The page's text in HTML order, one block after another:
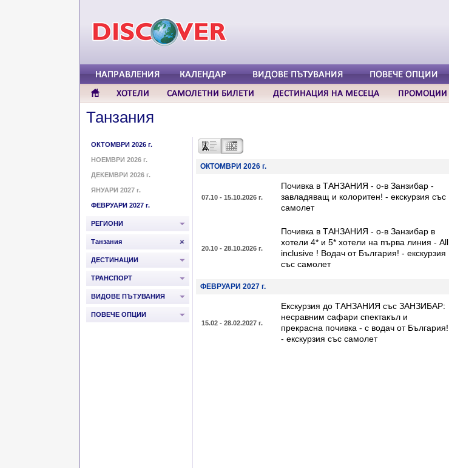
Танзания
ОКТОМВРИ 2026 г.
НОЕМВРИ 2026 г.
ДЕКЕМВРИ 2026 г.
ЯНУАРИ 2027 г.
ФЕВРУАРИ 2027 г.
РЕГИОНИ
Танзания
ДЕСТИНАЦИИ
ТРАНСПОРТ
ВИДОВЕ ПЪТУВАНИЯ
ПОВЕЧЕ ОПЦИИ
ОКТОМВРИ 2026 г.
07.10 - 15.10.2026 г.
Почивка в ТАНЗАНИЯ - о-в Занзибар -
завладяващ и колоритен! - екскурзия със
самолет
20.10 - 28.10.2026 г.
Почивка в ТАНЗАНИЯ - о-в Занзибар в
хотели 4* и 5* хотели на първа линия - All
inclusive ! Водач от България! - екскурзия
със самолет
ФЕВРУАРИ 2027 г.
15.02 - 28.02.2027 г.
Екскурзия до ТАНЗАНИЯ със ЗАНЗИБАР:
несравним сафари спектакъл и
прекрасна почивка - с водач от България!
- екскурзия със самолет